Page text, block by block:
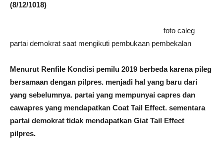
(8/12/1018)
foto caleg
partai demokrat saat mengikuti pembukaan pembekalan
Menurut Renfile Kondisi pemilu 2019 berbeda karena pileg
bersamaan dengan pilpres. menjadi hal yang baru dari
yang sebelumnya. partai yang mempunyai capres dan
cawapres yang mendapatkan Coat Tail Effect. sementara
partai demokrat tidak mendapatkan Giat Tail Effect
pilpres.